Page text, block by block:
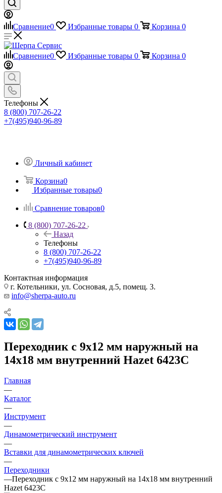
Сравнение0 Избранные товары 0 Корзина 0
Сравнение0 Избранные товары 0 Корзина 0
Телефоны
8 (800) 707-26-22
+7(495)940-96-89
Личный кабинет
Корзина0
Избранные товары0
Сравнение товаров0
8 (800) 707-26-22
Назад
Телефоны
8 (800) 707-26-22
+7(495)940-96-89
Контактная информация
г. Котельники, ул. Сосновая, д.5, помещ. 3.
info@sherpa-auto.ru
Переходник с 9х12 мм наружный на
14х18 мм внутренний Hazet 6423C
Главная
—
Каталог
—
Инструмент
—
Динамометрический инструмент
—
Вставки для динамометрических ключей
—
Переходники
—Переходник с 9х12 мм наружный на 14х18 мм внутренний
Hazet 6423C